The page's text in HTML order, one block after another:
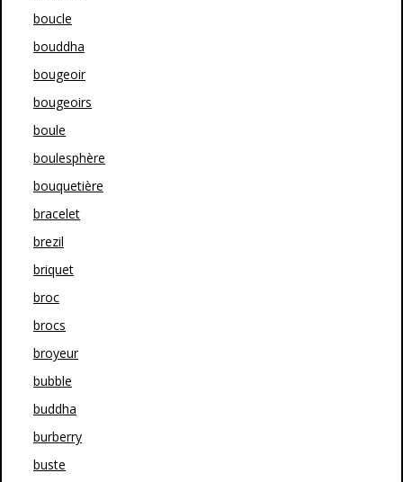
boucle
bouddha
bougeoir
bougeoirs
boule
boulesphère
bouquetière
bracelet
brezil
briquet
broc
brocs
broyeur
bubble
buddha
burberry
buste